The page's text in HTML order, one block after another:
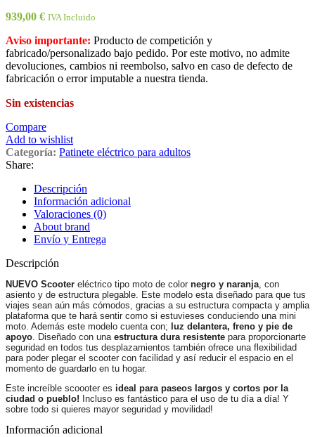
939,00 € IVA Incluido
Aviso importante: Producto de competición y
fabricado/personalizado bajo pedido. Por este motivo, no admite
devoluciones, cambios ni reembolso, salvo en caso de defecto de
fabricación o error imputable a nuestra tienda.
Sin existencias
Compare
Add to wishlist
Categoría: Patinete eléctrico para adultos
Share:
Descripción
Información adicional
Valoraciones (0)
About brand
Envío y Entrega
Descripción
NUEVO Scooter eléctrico tipo moto de color negro y naranja, con
asiento y de estructura plegable. Este modelo esta diseñado para que tus
viajes sean aún más cómodos, gracias a su estructura compacta y amplia
plataforma que te hará sentir como si estuvieses conduciendo una mini
moto. Además este modelo cuenta con; luz delantera, freno y pie de
apoyo. Diseñado con una estructura dura resistente para proporcionarte
seguridad en todos tus desplazamientos también ofrece una flexibilidad
para poder plegar el scooter con facilidad y así reducir el espacio en el
momento de guardarlo en tu hogar.
Este increíble scoooter es ideal para paseos largos y cortos por la
ciudad o pueblo! Incluso es fantástico para el uso de tu día a día! Y
sobre todo si quieres mayor seguridad y movilidad!
Información adicional